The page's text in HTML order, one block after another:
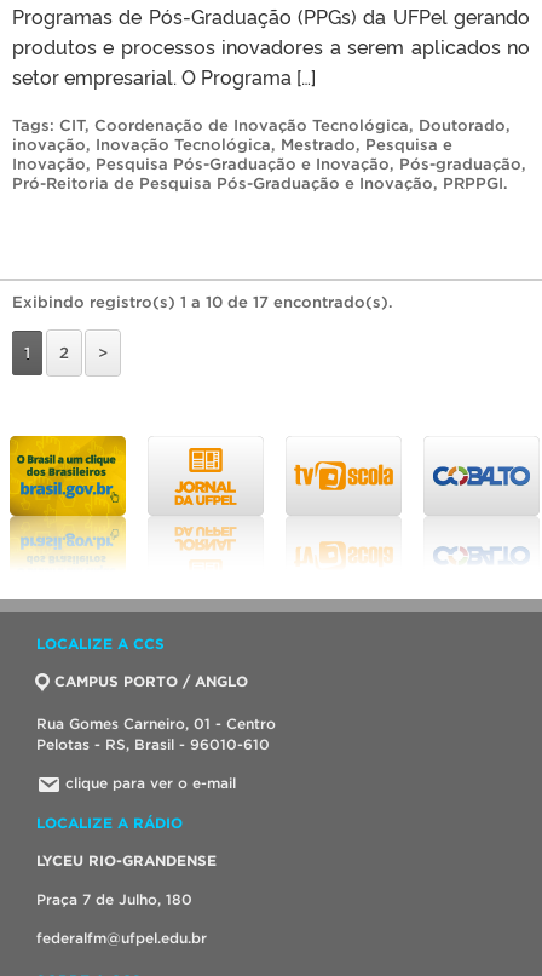
Programas de Pós-Graduação (PPGs) da UFPel gerando
produtos e processos inovadores a serem aplicados no
setor empresarial. O Programa […]
Tags: CIT, Coordenação de Inovação Tecnológica, Doutorado,
inovação, Inovação Tecnológica, Mestrado, Pesquisa e
Inovação, Pesquisa Pós-Graduação e Inovação, Pós-graduação,
Pró-Reitoria de Pesquisa Pós-Graduação e Inovação, PRPPGI.
Exibindo registro(s) 1 a 10 de 17 encontrado(s).
1 2 >
LOCALIZE A CCS
CAMPUS PORTO / ANGLO
Rua Gomes Carneiro, 01 - Centro
Pelotas - RS, Brasil - 96010-610
clique para ver o e-mail
LOCALIZE A RÁDIO
LYCEU RIO-GRANDENSE
Praça 7 de Julho, 180
federalfm@ufpel.edu.br